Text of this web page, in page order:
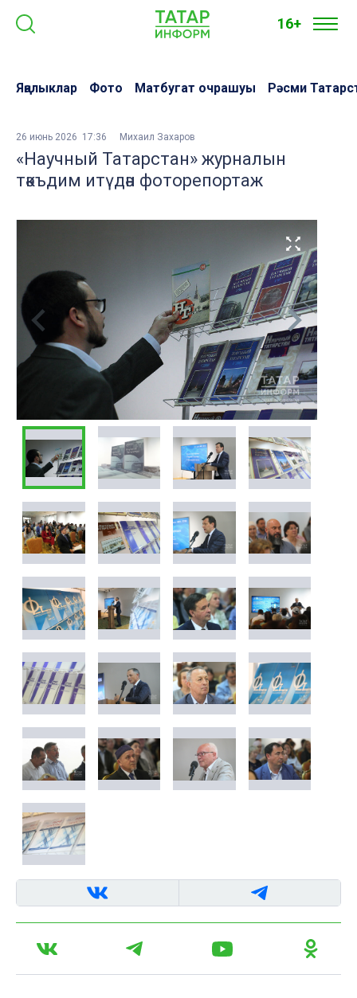
16+
Яңалыклар Фото Матбугат очрашуы Рәсми
26 июнь 2026 17:36 Михаил Захаров
«Научный Татарстан» журналын
тәкъдим итүдән фоторепортаж